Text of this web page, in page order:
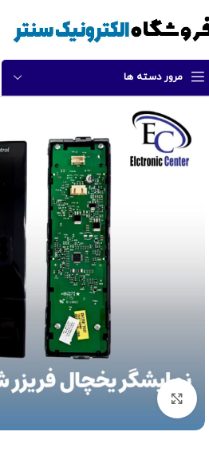
مرور دسته ها
برای بزرگنمایی کلیک کنید